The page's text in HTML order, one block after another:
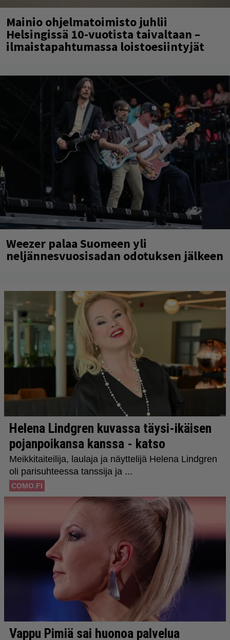
Mainio ohjelmatoimisto juhlii
Helsingissä 10-vuotista taivaltaan –
ilmaistapahtumassa loistoesiintyjät
Weezer palaa Suomeen yli
neljännesvuosisadan odotuksen jälkeen